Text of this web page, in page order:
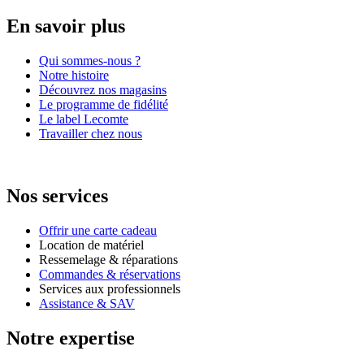
En savoir plus
Qui sommes-nous ?
Notre histoire
Découvrez nos magasins
Le programme de fidélité
Le label Lecomte
Travailler chez nous
Nos services
Offrir une carte cadeau
Location de matériel
Ressemelage & réparations
Commandes & réservations
Services aux professionnels
Assistance & SAV
Notre expertise